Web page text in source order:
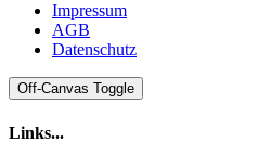
Impressum
AGB
Datenschutz
Off-Canvas Toggle
Links...